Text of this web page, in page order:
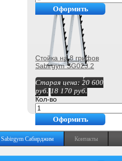
Оформить
покупку
Стойка на 8 грифов
Sabirgym SG023.2
Старая цена: 20 600
руб. 18 170 руб.
Кол-во
Оформить
покупку
Sabirgym Сабирджим Контакты